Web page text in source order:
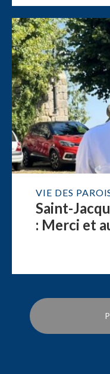
VIE DES
Saint-
: Merci et